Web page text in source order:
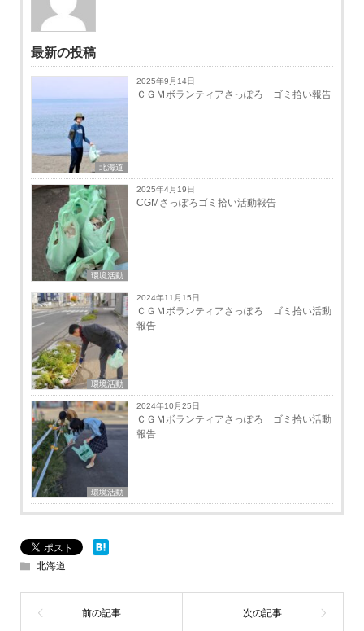
最新の投稿
北海道
2025年9月14日
ＣＧＭボランティアさっぽろ ゴミ拾い報告
環境活動
2025年4月19日
CGMさっぽろゴミ拾い活動報告
環境活動
2024年11月15日
ＣＧＭボランティアさっぽろ ゴミ拾い活動
報告
環境活動
2024年10月25日
ＣＧＭボランティアさっぽろ ゴミ拾い活動
報告
北海道